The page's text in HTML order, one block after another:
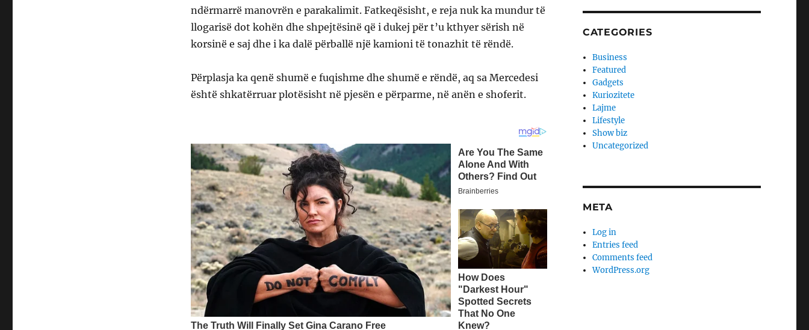
ndërmarrë manovrën e parakalimit. Fatkeqësisht, e reja nuk ka mundur të
llogarisë dot kohën dhe shpejtësinë që i dukej për t’u kthyer sërish në
korsinë e saj dhe i ka dalë përballë një kamioni të tonazhit të rëndë.
Përplasja ka qenë shumë e fuqishme dhe shumë e rëndë, aq sa Mercedesi
është shkatërruar plotësisht në pjesën e përparme, në anën e shoferit.
CATEGORIES
Business
Featured
Gadgets
Kuriozitete
Lajme
Lifestyle
Show biz
Uncategorized
META
Log in
Entries feed
Comments feed
WordPress.org